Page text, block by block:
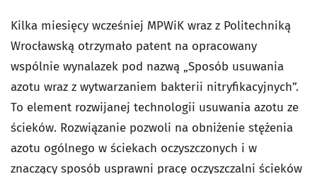
Kilka miesięcy wcześniej MPWiK wraz z Politechniką
Wrocławską otrzymało patent na opracowany
wspólnie wynalazek pod nazwą „Sposób usuwania
azotu wraz z wytwarzaniem bakterii nitryfikacyjnych”.
To element rozwijanej technologii usuwania azotu ze
ścieków. Rozwiązanie pozwoli na obniżenie stężenia
azotu ogólnego w ściekach oczyszczonych i w
znaczący sposób usprawni pracę oczyszczalni ścieków